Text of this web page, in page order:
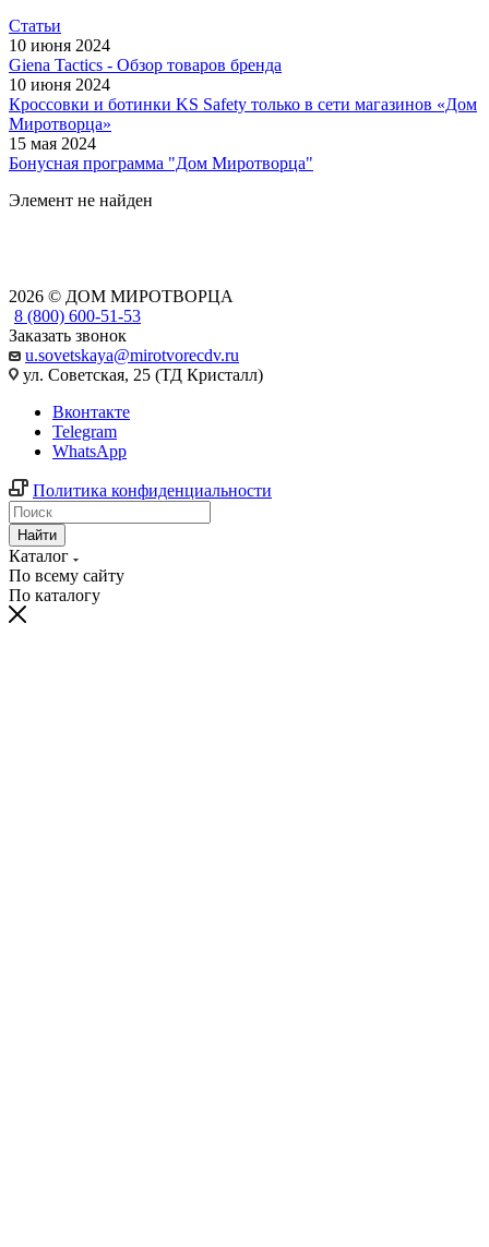
Статьи
10 июня 2024
Giena Tactics - Обзор товаров бренда
10 июня 2024
Кроссовки и ботинки KS Safety только в сети магазинов «Дом
Миротворца»
15 мая 2024
Бонусная программа "Дом Миротворца"
Элемент не найден
2026 © ДОМ МИРОТВОРЦА
8 (800) 600-51-53
Заказать звонок
u.sovetskaya@mirotvorecdv.ru
ул. Советская, 25 (ТД Кристалл)
Вконтакте
Telegram
WhatsApp
Политика конфиденциальности
Найти
Каталог
По всему сайту
По каталогу